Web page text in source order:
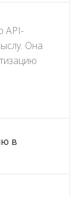
API-
Она
в